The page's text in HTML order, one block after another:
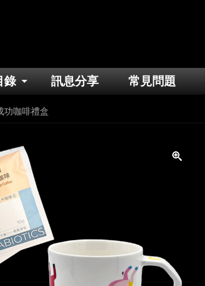
錄 訊息分享 常見問題
功咖啡禮盒